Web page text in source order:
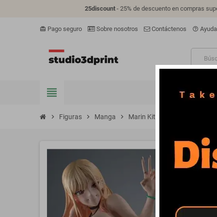
25discount- 25% de descuento en compras
card_giftcard Pago seguro Sobre nosotros Contáctenos help_outline Ayuda
view_headline FIGURAS
chevron_right Figuras chevron_right Manga chevron_right Marin Kitagawa on bed - STL